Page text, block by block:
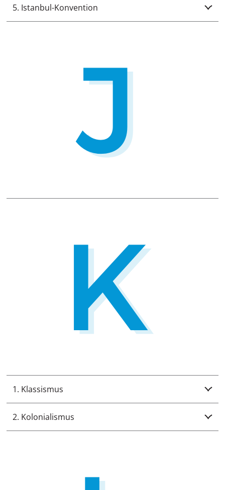
5. Istanbul-Konvention
1. Klassismus
2. Kolonialismus